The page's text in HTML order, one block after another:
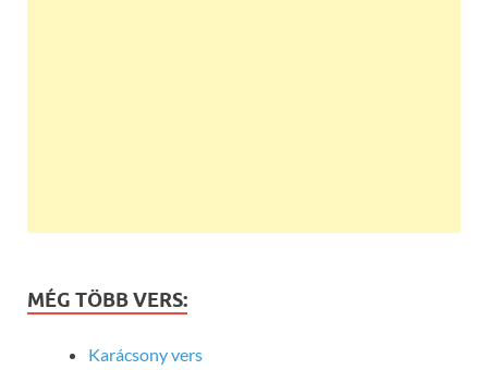
MÉG TÖBB VERS:
Karácsony vers